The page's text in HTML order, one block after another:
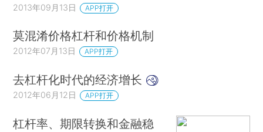
2013年09月13日 APP打开
莫混淆价格杠杆和价格机制
2012年07月13日 APP打开
去杠杆化时代的经济增长
2012年06月12日 APP打开
杠杆率、期限转换和金融稳